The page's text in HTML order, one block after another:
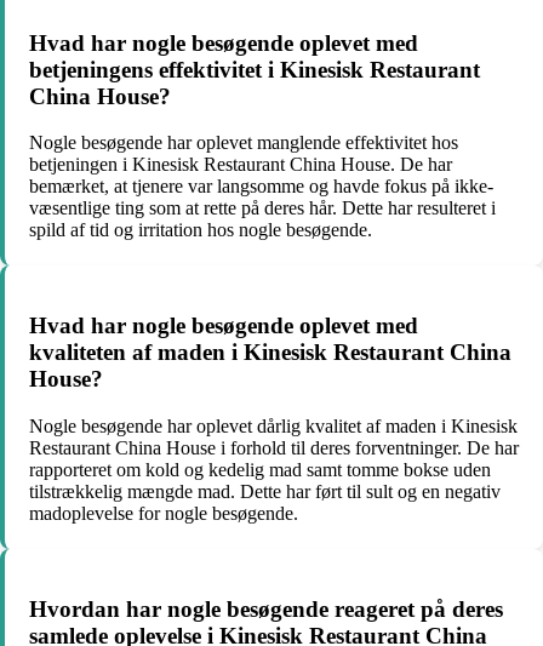
Hvad har nogle besøgende oplevet med
betjeningens effektivitet i Kinesisk Restaurant
China House?
Nogle besøgende har oplevet manglende effektivitet hos
betjeningen i Kinesisk Restaurant China House. De har
bemærket, at tjenere var langsomme og havde fokus på ikke-
væsentlige ting som at rette på deres hår. Dette har resulteret i
spild af tid og irritation hos nogle besøgende.
Hvad har nogle besøgende oplevet med
kvaliteten af maden i Kinesisk Restaurant China
House?
Nogle besøgende har oplevet dårlig kvalitet af maden i Kinesisk
Restaurant China House i forhold til deres forventninger. De har
rapporteret om kold og kedelig mad samt tomme bokse uden
tilstrækkelig mængde mad. Dette har ført til sult og en negativ
madoplevelse for nogle besøgende.
Hvordan har nogle besøgende reageret på deres
samlede oplevelse i Kinesisk Restaurant China